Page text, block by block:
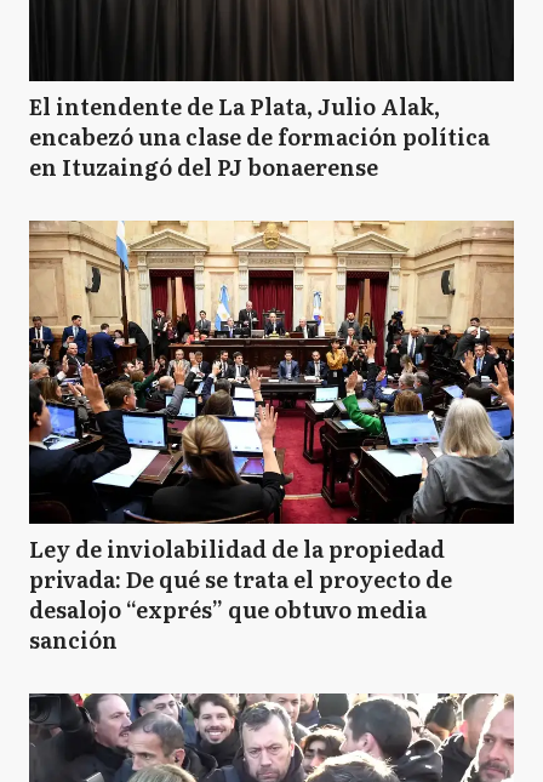
El intendente de La Plata, Julio Alak,
encabezó una clase de formación política
en Ituzaingó del PJ bonaerense
Ley de inviolabilidad de la propiedad
privada: De qué se trata el proyecto de
desalojo “exprés” que obtuvo media
sanción